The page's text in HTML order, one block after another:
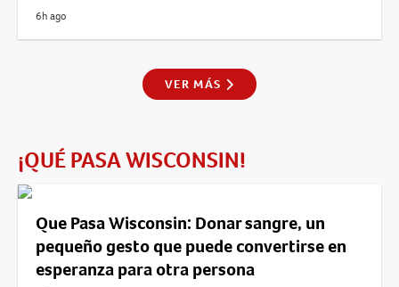
6h ago
VER MÁS
¡QUÉ PASA WISCONSIN!
Que Pasa Wisconsin: Donar sangre, un
pequeño gesto que puede convertirse en
esperanza para otra persona